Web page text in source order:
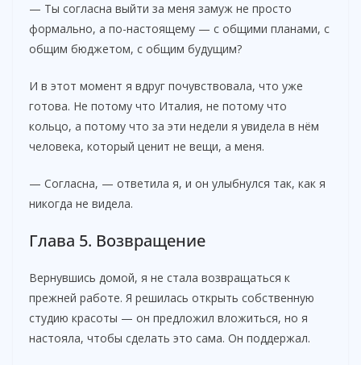
— Ты согласна выйти за меня замуж не просто
формально, а по-настоящему — с общими планами, с
общим бюджетом, с общим будущим?
И в этот момент я вдруг почувствовала, что уже
готова. Не потому что Италия, не потому что
кольцо, а потому что за эти недели я увидела в нём
человека, который ценит не вещи, а меня.
— Согласна, — ответила я, и он улыбнулся так, как я
никогда не видела.
Глава 5. Возвращение
Вернувшись домой, я не стала возвращаться к
прежней работе. Я решилась открыть собственную
студию красоты — он предложил вложиться, но я
настояла, чтобы сделать это сама. Он поддержал.